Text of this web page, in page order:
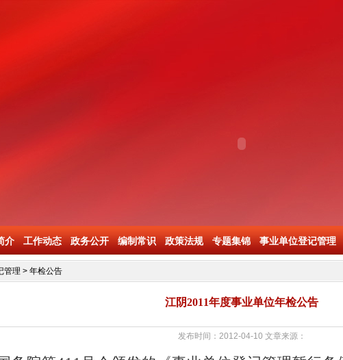
介 工作动态 政务公开 编制常识 政策法规 专题集锦 事业单位登记管理
管理 > 年检公告
江阴2011年度事业单位年检公告
发布时间：2012-04-10 文章来源：